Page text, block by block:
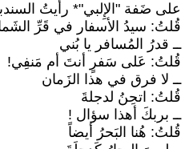
على ضَفة "الإِلبي"* رأيتُ
قُلتُ: سيدُ الأسفار في قَرِّ
ــ قدرُ المُسافر يا بُني
قُلتُ: عَلى سَفرٍ أنتَ أم مَنفِي!
ــ لا فرق في هذا الزَمان
قُلتُ: اتحِنُ لدجلةَ
ــ بربكَ أهذا سؤال !
قُلتُ: هُنا البَحرُ أيضاً